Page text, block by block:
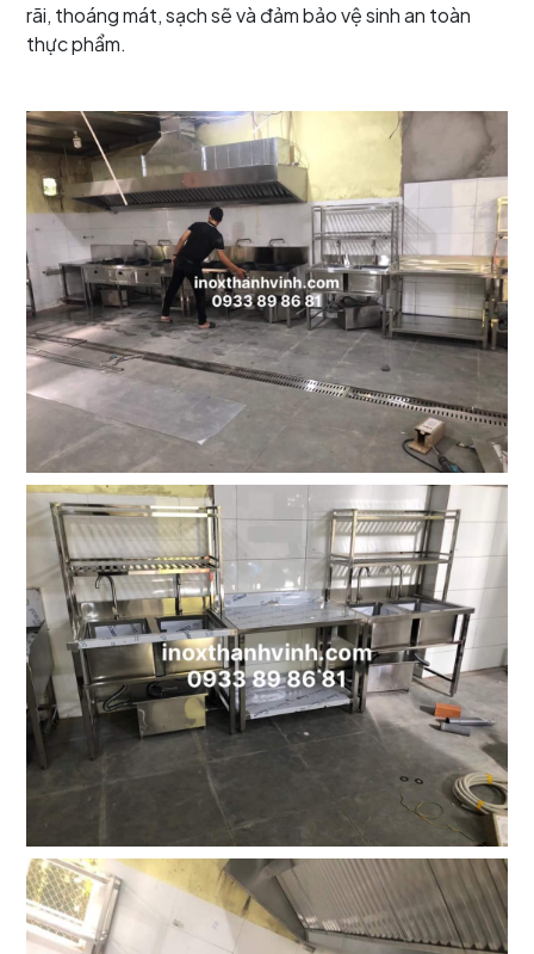
rãi, thoáng mát, sạch sẽ và đảm bảo vệ sinh an toàn
thực phẩm.